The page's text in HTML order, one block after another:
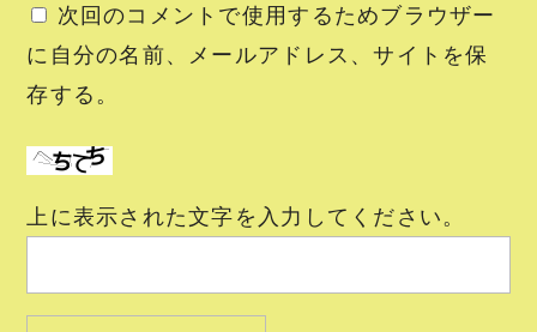
次回のコメントで使用するためブラウザー
に自分の名前、メールアドレス、サイトを保
存する。
上に表示された文字を入力してください。